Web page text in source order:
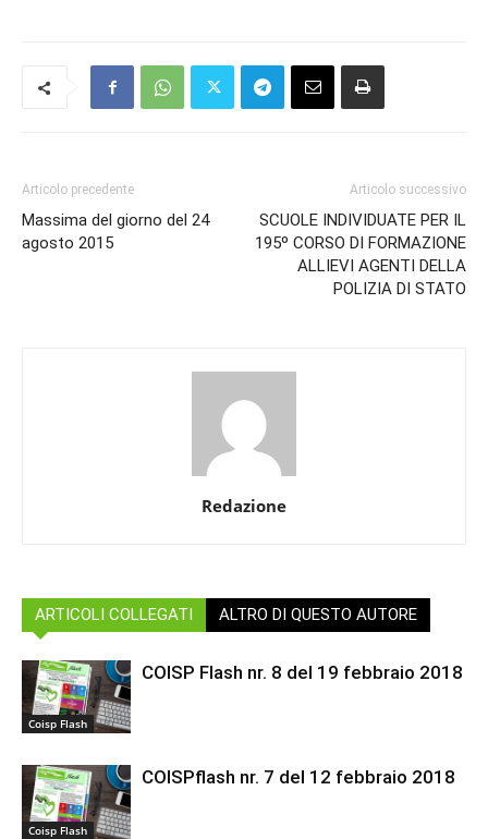
Articolo precedente
Massima del giorno del 24
agosto 2015
Articolo successivo
SCUOLE INDIVIDUATE PER IL
195º CORSO DI FORMAZIONE
ALLIEVI AGENTI DELLA
POLIZIA DI STATO
Redazione
ARTICOLI COLLEGATI ALTRO DI QUESTO AUTORE
Coisp Flash
COISP Flash nr. 8 del 19 febbraio 2018
Coisp Flash
COISPflash nr. 7 del 12 febbraio 2018